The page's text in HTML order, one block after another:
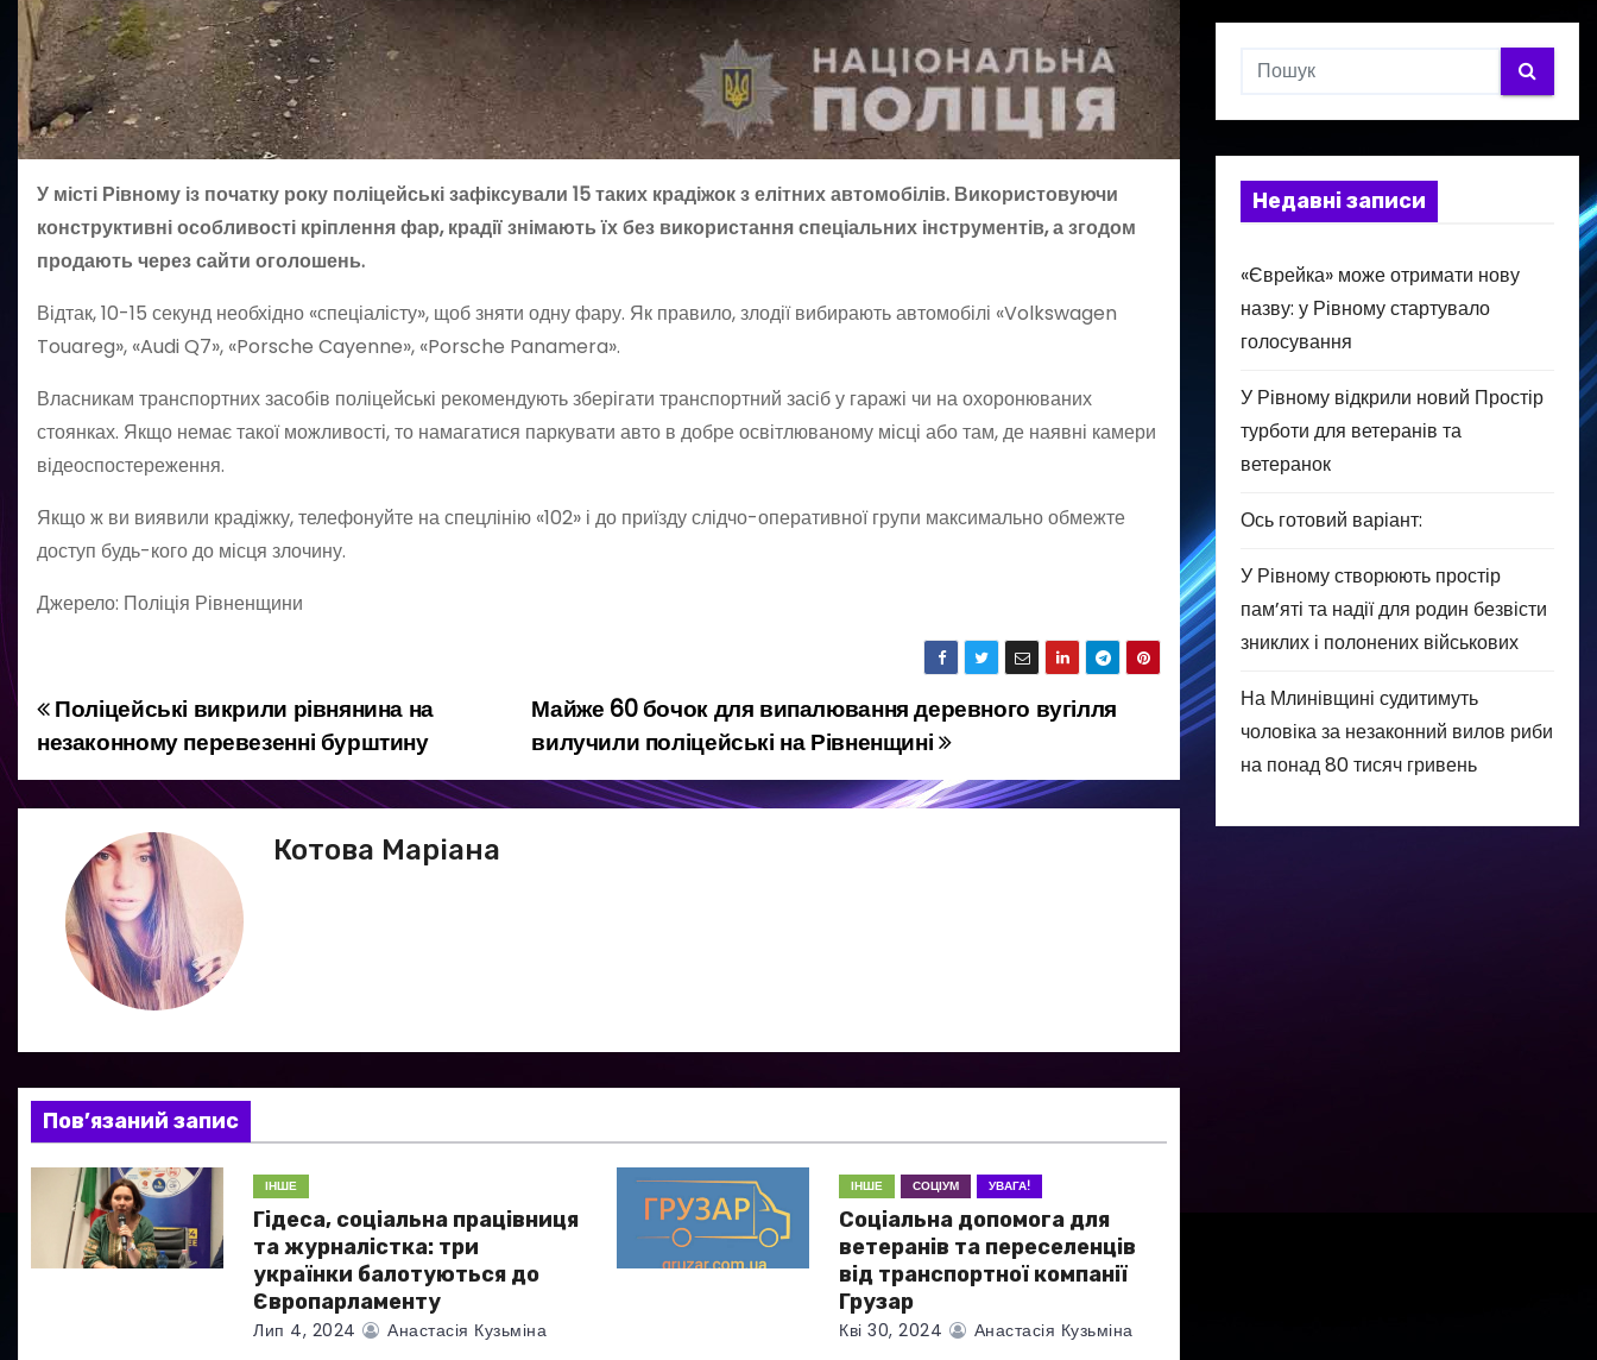
У місті Рівному із початку року поліцейські зафіксували 15 таких крадіжок з елітних автомобілів. Використовуючи
конструктивні особливості кріплення фар, крадії знімають їх без використання спеціальних інструментів, а згодом
продають через сайти оголошень.
Відтак, 10-15 секунд необхідно «спеціалісту», щоб зняти одну фару. Як правило, злодії вибирають автомобілі «Volkswagen
Touareg», «Audi Q7», «Porsche Cayenne», «Porsche Panamera».
Власникам транспортних засобів поліцейські рекомендують зберігати транспортний засіб у гаражі чи на охоронюваних
стоянках. Якщо немає такої можливості, то намагатися паркувати авто в добре освітлюваному місці або там, де наявні камери
відеоспостереження.
Якщо ж ви виявили крадіжку, телефонуйте на спецлінію «102» і до приїзду слідчо-оперативної групи максимально обмежте
доступ будь-кого до місця злочину.
Джерело: Поліція Рівненщини
Н
а
в
і
я
з
п
Майже 60 бочок для випалювання деревного вугілля
вилучили поліцейські на Рівненщині
Поліцейські викрили рівнянина на
незаконному перевезенні бурштину
Котова Маріана
Пов’язаний запис
ІНШЕ
Гідеса, соціальна працівниця
та журналістка: три
українки балотуються до
Європарламенту
Лип 4, 2024 Анастасія Кузьміна
ІНШЕ СОЦІУМ УВАГА!
Соціальна допомога для
ветеранів та переселенців
від транспортної компанії
Грузар
Кві 30, 2024 Анастасія Кузьміна
Недавні записи
«Єврейка» може отримати нову
назву: у Рівному стартувало
голосування
У Рівному відкрили новий Простір
турботи для ветеранів та
ветеранок
Ось готовий варіант:
У Рівному створюють простір
пам’яті та надії для родин безвісти
зниклих і полонених військових
На Млинівщині судитимуть
чоловіка за незаконний вилов риби
на понад 80 тисяч гривень